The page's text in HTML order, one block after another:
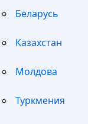
Беларусь
Казахстан
Молдова
Туркмения